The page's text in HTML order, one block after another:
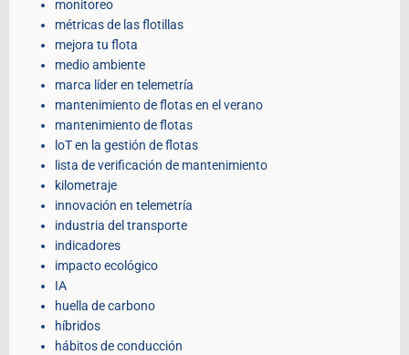
monitoreo
métricas de las flotillas
mejora tu flota
medio ambiente
marca líder en telemetría
mantenimiento de flotas en el verano
mantenimiento de flotas
loT en la gestión de flotas
lista de verificación de mantenimiento
kilometraje
innovación en telemetría
industria del transporte
indicadores
impacto ecológico
IA
huella de carbono
híbridos
hábitos de conducción